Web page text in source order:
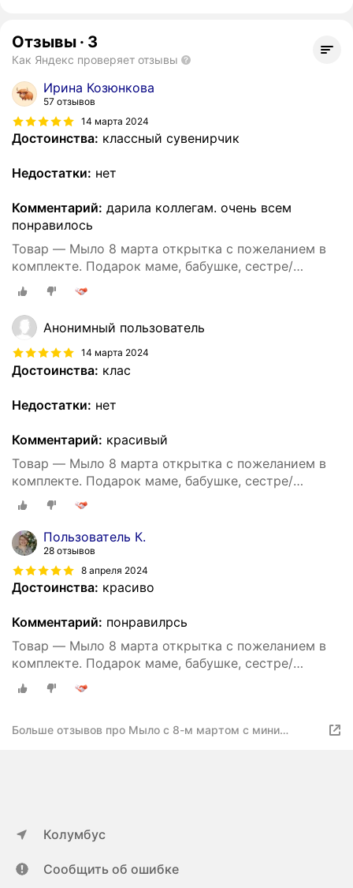
Отзывы · 3
Как Яндекс проверяет отзывы
Ирина Козюнкова
57 отзывов
14 марта 2024
Достоинства: классный сувенирчик
Недостатки: нет
Комментарий: дарила коллегам. очень всем
понравилось
Товар — Мыло 8 марта открытка с пожеланием в
комплекте. Подарок маме, бабушке, сестре/
Подарок девушке/ воспитателю/ учителю/нэил
мастерам/ Подарок комплимент на 8 марта
Анонимный пользователь
14 марта 2024
Достоинства: клас
Недостатки: нет
Комментарий: красивый
Товар — Мыло 8 марта открытка с пожеланием в
комплекте. Подарок маме, бабушке, сестре/
Подарок девушке/ воспитателю/ учителю/нэил
мастерам/ Подарок комплимент на 8 марта
Пользователь К.
28 отзывов
8 апреля 2024
Достоинства: красиво
Комментарий: понравилрсь
Товар — Мыло 8 марта открытка с пожеланием в
комплекте. Подарок маме, бабушке, сестре/
Подарок девушке/ воспитателю/ учителю/нэил
мастерам/ Подарок комплимент на 8 марта
Больше отзывов про Мыло с 8-м мартом с мини
Колумбус
Сообщить об ошибке